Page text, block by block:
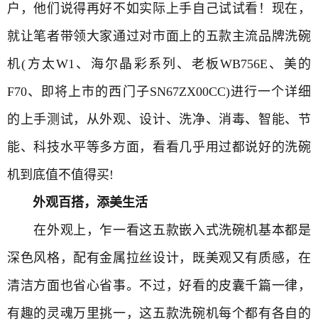
户，他们说得再好不如实际上手自己试试看！现在，
就让笔者带领大家通过对市面上的五款主流品牌洗碗
机(方太W1、海尔晶彩系列、老板WB756E、美的
F70、即将上市的西门子SN67ZX00CC)进行一个详细
的上手测试，从外观、设计、洗净、消毒、智能、节
能、科技水平等多方面，看看几乎用过都说好的洗碗
机到底值不值得买!
外观百搭，添美生活
在外观上，乍一看这五款嵌入式洗碗机基本都是
深色风格，配有金属拉丝设计，既美观又有质感，在
清洁方面也省心省事。不过，好看的皮囊千篇一律，
有趣的灵魂万里挑一，这五款洗碗机每个都有各自的